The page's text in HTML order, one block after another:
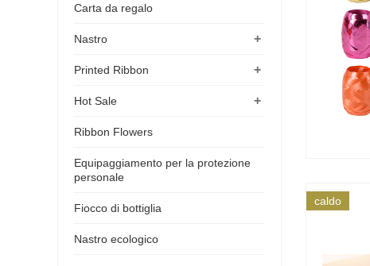
caldo
Carta da regalo
+
Nastro
+
Printed Ribbon
+
Hot Sale
Ribbon Flowers
Equipaggiamento per la protezione
personale
Fiocco di bottiglia
Nastro ecologico